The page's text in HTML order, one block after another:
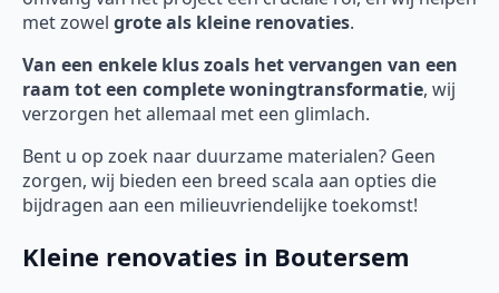
met zowel grote als kleine renovaties.
Van een enkele klus zoals het vervangen van een
raam tot een complete woningtransformatie, wij
verzorgen het allemaal met een glimlach.
Bent u op zoek naar duurzame materialen? Geen
zorgen, wij bieden een breed scala aan opties die
bijdragen aan een milieuvriendelijke toekomst!
Kleine renovaties in Boutersem